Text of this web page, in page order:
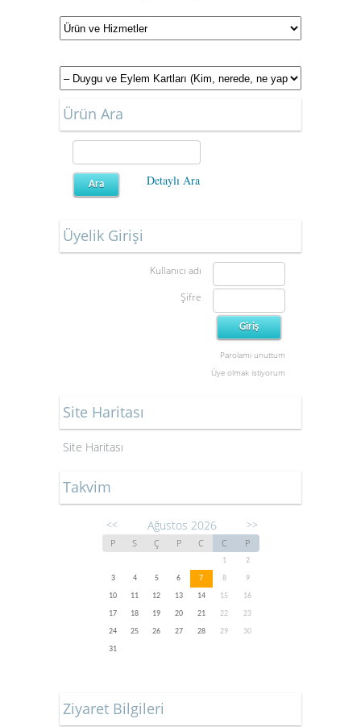
Ürün Ara
Detaylı Ara
Üyelik Girişi
Kullanıcı adı
Şifre
Parolamı unuttum
Üye olmak istiyorum
Site Haritası
Site Haritası
Takvim
<< Ağustos 2026 >>
P S Ç P C C P
1
2
3
4 5 6 7 8
9
10
11 12 13 14 15
16
17
18 19 20 21 22
23
24
25 26 27 28 29
30
31
Ziyaret Bilgileri